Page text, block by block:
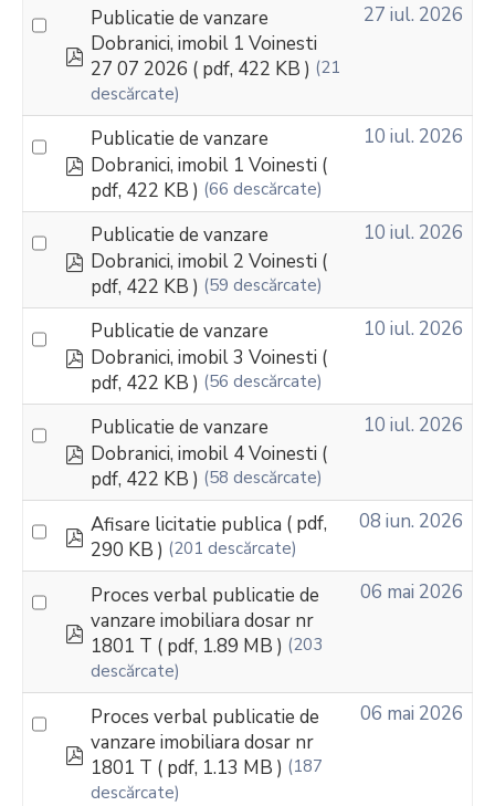
pdf
Publicatie de vanzare
Dobranici, imobil 1 Voinesti
27 07 2026 ( pdf, 422 KB ) (21
descărcate)
27 iul. 2026
pdf
Publicatie de vanzare
Dobranici, imobil 1 Voinesti (
pdf, 422 KB ) (66 descărcate)
10 iul. 2026
pdf
Publicatie de vanzare
Dobranici, imobil 2 Voinesti (
pdf, 422 KB ) (59 descărcate)
10 iul. 2026
pdf
Publicatie de vanzare
Dobranici, imobil 3 Voinesti (
pdf, 422 KB ) (56 descărcate)
10 iul. 2026
pdf
Publicatie de vanzare
Dobranici, imobil 4 Voinesti (
pdf, 422 KB ) (58 descărcate)
10 iul. 2026
pdf
Afisare licitatie publica ( pdf,
290 KB ) (201 descărcate)
08 iun. 2026
pdf
Proces verbal publicatie de
vanzare imobiliara dosar nr
1801 T ( pdf, 1.89 MB ) (203
descărcate)
06 mai 2026
pdf
Proces verbal publicatie de
vanzare imobiliara dosar nr
1801 T ( pdf, 1.13 MB ) (187
descărcate)
06 mai 2026